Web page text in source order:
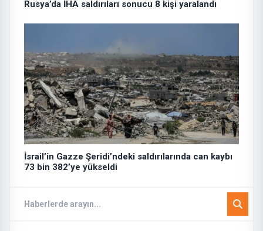
Rusya’da İHA saldırıları sonucu 8 kişi yaralandı
İsrail’in Gazze Şeridi’ndeki saldırılarında can kaybı
73 bin 382’ye yükseldi